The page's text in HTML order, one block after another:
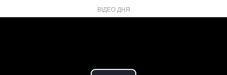
ВІДЕО ДНЯ